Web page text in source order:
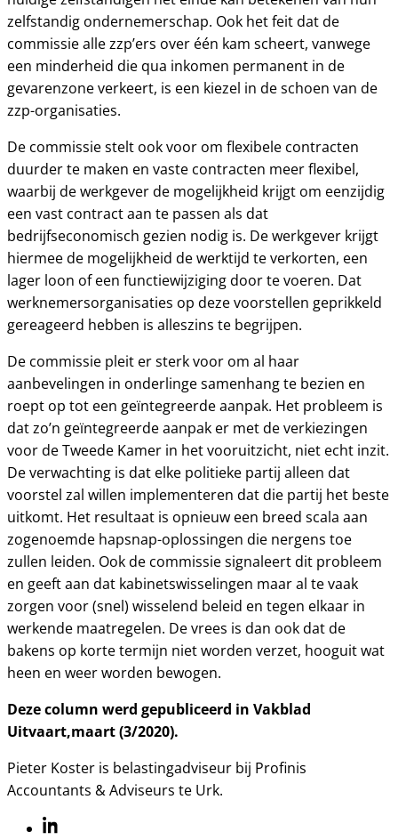
zelfstandig ondernemerschap. Ook het feit dat de
commissie alle zzp’ers over één kam scheert, vanwege
een minderheid die qua inkomen permanent in de
gevarenzone verkeert, is een kiezel in de schoen van de
zzp-organisaties.
De commissie stelt ook voor om flexibele contracten
duurder te maken en vaste contracten meer flexibel,
waarbij de werkgever de mogelijkheid krijgt om eenzijdig
een vast contract aan te passen als dat
bedrijfseconomisch gezien nodig is. De werkgever krijgt
hiermee de mogelijkheid de werktijd te verkorten, een
lager loon of een functiewijziging door te voeren. Dat
werknemersorganisaties op deze voorstellen geprikkeld
gereageerd hebben is alleszins te begrijpen.
De commissie pleit er sterk voor om al haar
aanbevelingen in onderlinge samenhang te bezien en
roept op tot een geïntegreerde aanpak. Het probleem is
dat zo’n geïntegreerde aanpak er met de verkiezingen
voor de Tweede Kamer in het vooruitzicht, niet echt inzit.
De verwachting is dat elke politieke partij alleen dat
voorstel zal willen implementeren dat die partij het beste
uitkomt. Het resultaat is opnieuw een breed scala aan
zogenoemde hapsnap-oplossingen die nergens toe
zullen leiden. Ook de commissie signaleert dit probleem
en geeft aan dat kabinetswisselingen maar al te vaak
zorgen voor (snel) wisselend beleid en tegen elkaar in
werkende maatregelen. De vrees is dan ook dat de
bakens op korte termijn niet worden verzet, hooguit wat
heen en weer worden bewogen.
Deze column werd gepubliceerd in Vakblad
Uitvaart,maart (3/2020).
Pieter Koster is belastingadviseur bij Profinis
Accountants & Adviseurs te Urk.
Linkedin